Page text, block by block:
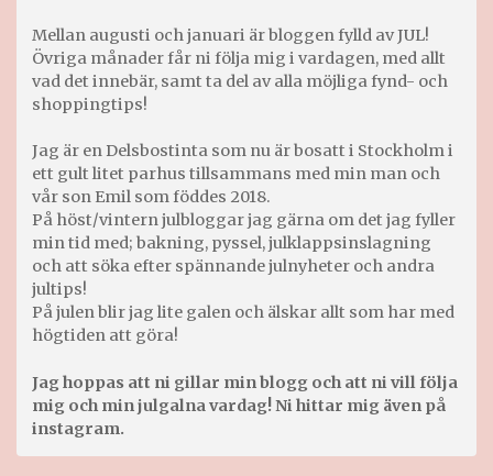
Mellan augusti och januari är bloggen fylld av JUL!
Övriga månader får ni följa mig i vardagen, med allt
vad det innebär, samt ta del av alla möjliga fynd- och
shoppingtips!
Jag är en Delsbostinta som nu är bosatt i Stockholm i
ett gult litet parhus tillsammans med min man och
vår son Emil som föddes 2018.
På höst/vintern julbloggar jag gärna om det jag fyller
min tid med; bakning, pyssel, julklappsinslagning
och att söka efter spännande julnyheter och andra
jultips!
På julen blir jag lite galen och älskar allt som har med
högtiden att göra!
Jag hoppas att ni gillar min blogg och att ni vill följa
mig och min julgalna vardag! Ni hittar mig även på
instagram.